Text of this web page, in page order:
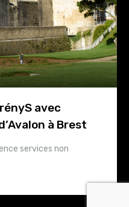
avec
à Brest
services non